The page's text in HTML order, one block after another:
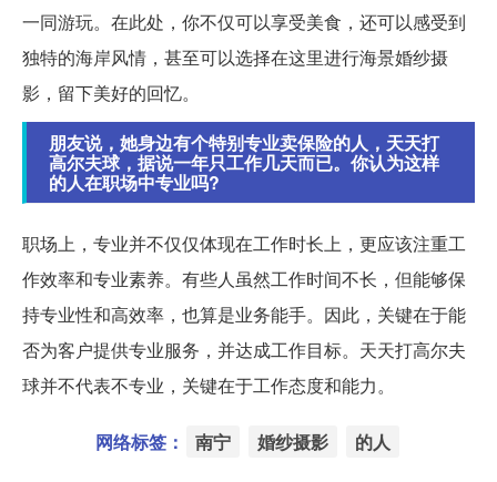
一同游玩。在此处，你不仅可以享受美食，还可以感受到
独特的海岸风情，甚至可以选择在这里进行海景婚纱摄
影，留下美好的回忆。
朋友说，她身边有个特别专业卖保险的人，天天打
高尔夫球，据说一年只工作几天而已。你认为这样
的人在职场中专业吗?
职场上，专业并不仅仅体现在工作时长上，更应该注重工
作效率和专业素养。有些人虽然工作时间不长，但能够保
持专业性和高效率，也算是业务能手。因此，关键在于能
否为客户提供专业服务，并达成工作目标。天天打高尔夫
球并不代表不专业，关键在于工作态度和能力。
网络标签： 南宁 婚纱摄影 的人